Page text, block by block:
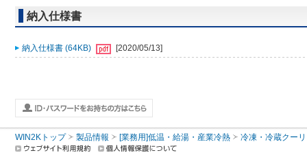
納入仕様書
納入仕様書 (64KB) [2020/05/13]
WIN2Kトップ 製品情報 [業務用]低温・給湯・産業冷熱 冷凍・冷蔵クー